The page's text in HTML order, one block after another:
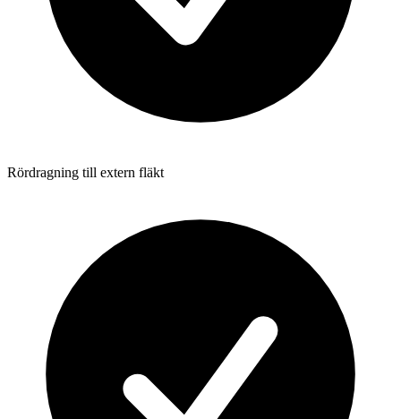
Rördragning till extern fläkt